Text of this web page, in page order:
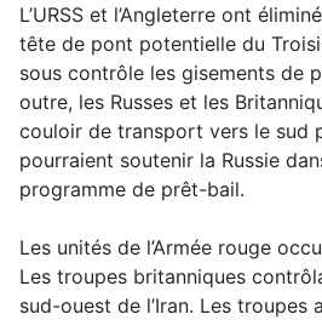
L’URSS et l’Angleterre ont
tête de pont potentielle du
sous contrôle les gisements de
outre, les Russes et les
couloir de transport vers le sud
pourraient soutenir la Russie
programme de prêt-bail.
Les unités de l’Armée rouge
Les troupes britanniques
sud-ouest de l’Iran. Les troupes